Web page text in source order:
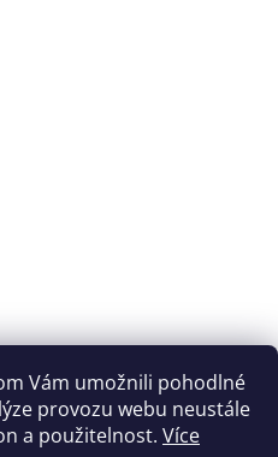
Vám umožnili pohodlné
provozu webu neustále
a použitelnost. Více